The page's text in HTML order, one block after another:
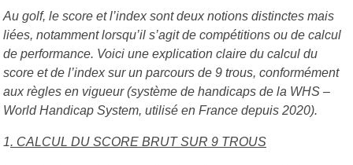
Au golf, le score et l’index sont deux notions distinctes mais
liées, notamment lorsqu’il s’agit de compétitions ou de calcul
de performance. Voici une explication claire du calcul du
score et de l’index sur un parcours de 9 trous, conformément
aux règles en vigueur (système de handicaps de la WHS –
World Handicap System, utilisé en France depuis 2020).
1. CALCUL DU SCORE BRUT SUR 9 TROUS